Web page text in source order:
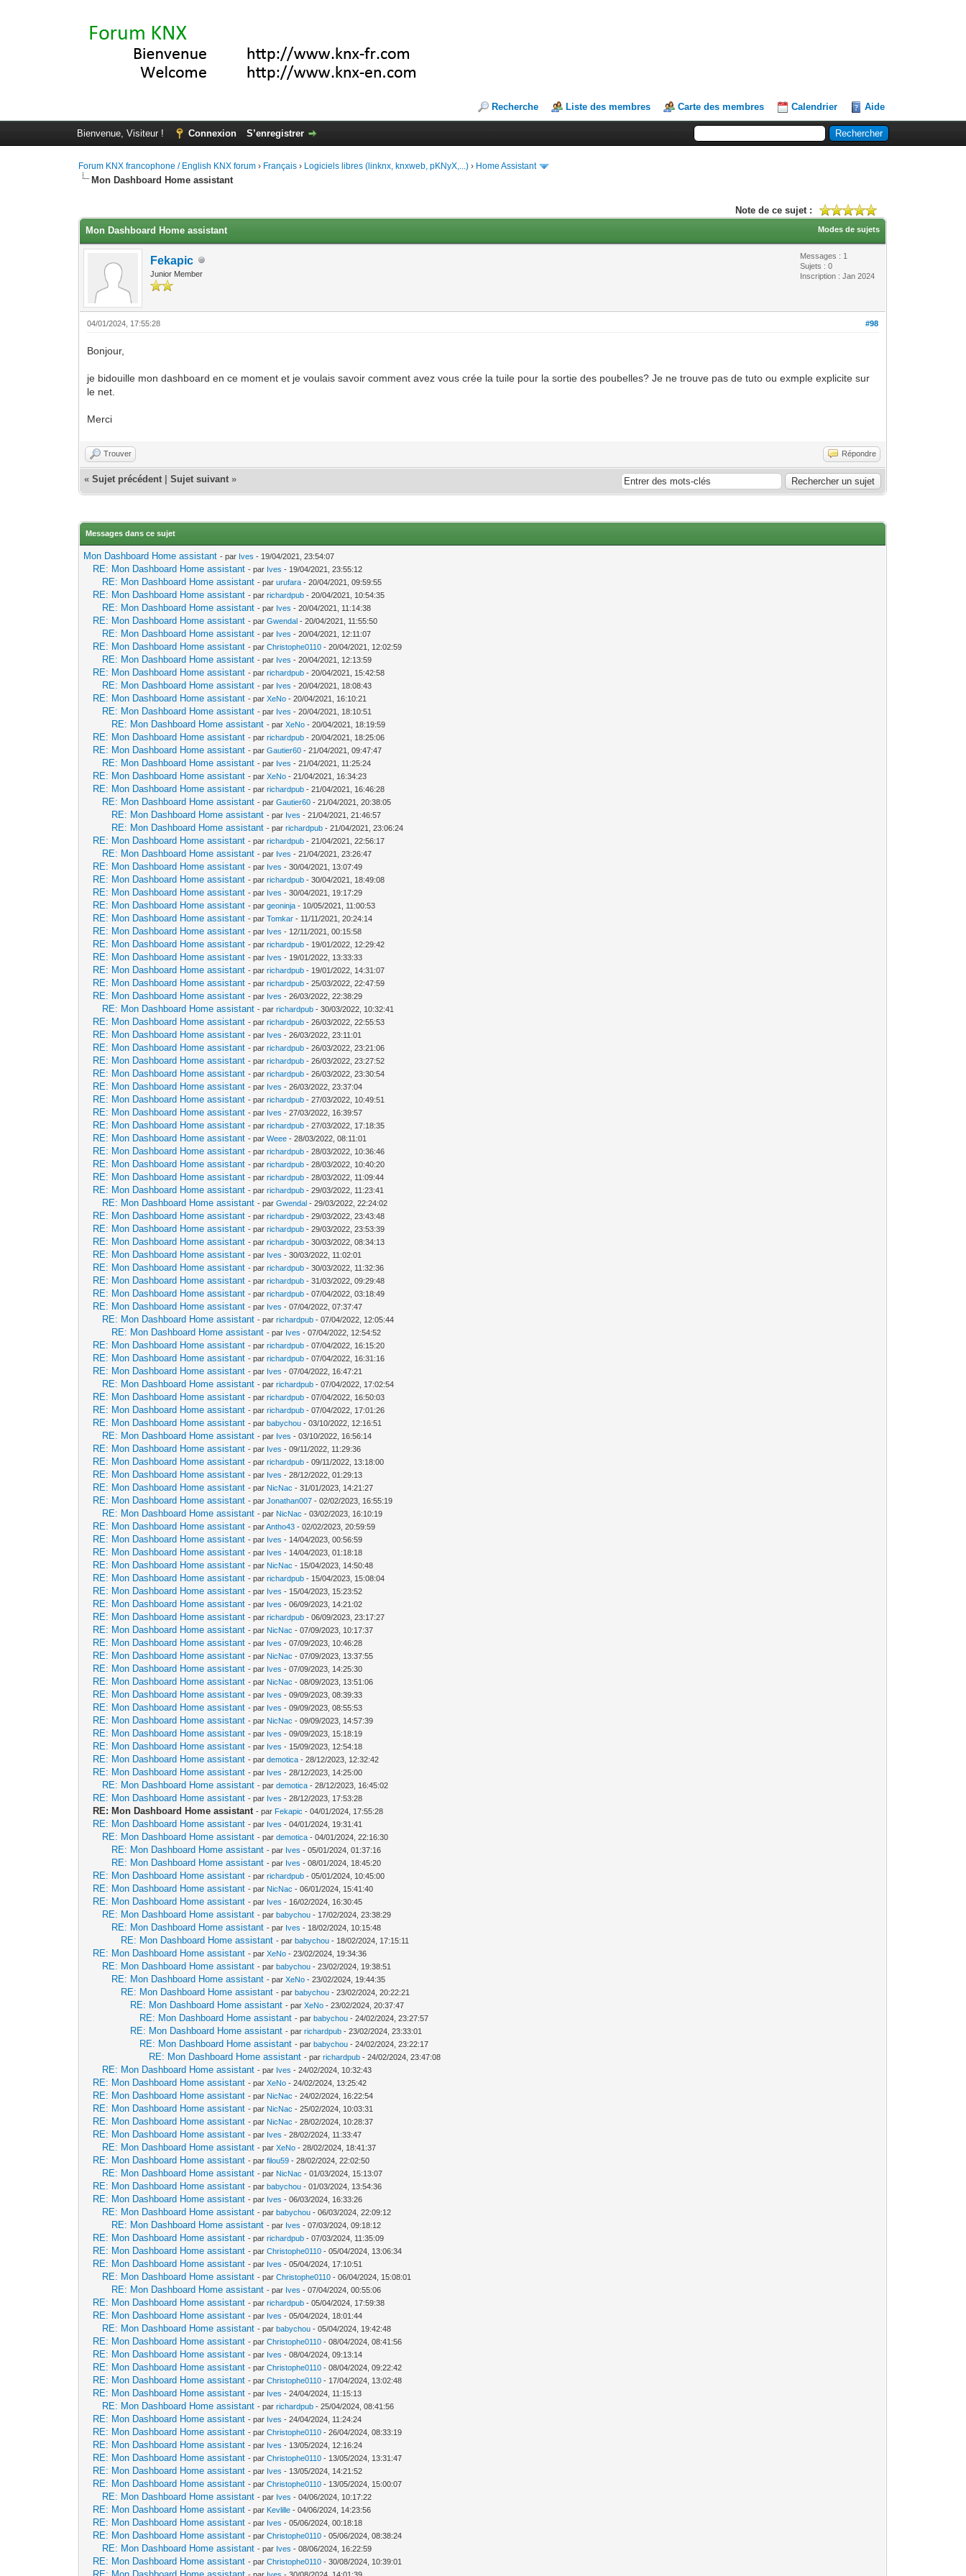
Recherche Liste des membres Carte des membres Calendrier Aide
Bienvenue, Visiteur ! Connexion S’enregistrer
Forum KNX francophone / English KNX forum › Français › Logiciels libres (linknx, knxweb, pKNyX,...) › Home Assistant
Mon Dashboard Home assistant
Note de ce sujet :
Modes de sujets
Mon Dashboard Home assistant
Fekapic
Junior Member
Messages : 1
Sujets : 0
Inscription : Jan 2024
#98
04/01/2024, 17:55:28
Bonjour,
je bidouille mon dashboard en ce moment et je voulais savoir comment avez vous crée la tuile pour la sortie des poubelles? Je ne trouve pas de tuto ou exmple explicite sur
le net.
Merci
Trouver Répondre
«Sujet précédent |Sujet suivant »
Messages dans ce sujet
Mon Dashboard Home assistant - par Ives - 19/04/2021, 23:54:07
RE: Mon Dashboard Home assistant - par Ives - 19/04/2021, 23:55:12
RE: Mon Dashboard Home assistant - parurufara - 20/04/2021, 09:59:55
RE: Mon Dashboard Home assistant - parrichardpub - 20/04/2021, 10:54:35
RE: Mon Dashboard Home assistant - par Ives - 20/04/2021, 11:14:38
RE: Mon Dashboard Home assistant - parGwendal - 20/04/2021, 11:55:50
RE: Mon Dashboard Home assistant - par Ives - 20/04/2021, 12:11:07
RE: Mon Dashboard Home assistant - parChristophe0110 - 20/04/2021, 12:02:59
RE: Mon Dashboard Home assistant - par Ives - 20/04/2021, 12:13:59
RE: Mon Dashboard Home assistant - parrichardpub - 20/04/2021, 15:42:58
RE: Mon Dashboard Home assistant - par Ives - 20/04/2021, 18:08:43
RE: Mon Dashboard Home assistant - parXeNo - 20/04/2021, 16:10:21
RE: Mon Dashboard Home assistant - par Ives - 20/04/2021, 18:10:51
RE: Mon Dashboard Home assistant - parXeNo - 20/04/2021, 18:19:59
RE: Mon Dashboard Home assistant - parrichardpub - 20/04/2021, 18:25:06
RE: Mon Dashboard Home assistant - parGautier60 - 21/04/2021, 09:47:47
RE: Mon Dashboard Home assistant - par Ives - 21/04/2021, 11:25:24
RE: Mon Dashboard Home assistant - parXeNo - 21/04/2021, 16:34:23
RE: Mon Dashboard Home assistant - parrichardpub - 21/04/2021, 16:46:28
RE: Mon Dashboard Home assistant - parGautier60 - 21/04/2021, 20:38:05
RE: Mon Dashboard Home assistant - par Ives - 21/04/2021, 21:46:57
RE: Mon Dashboard Home assistant - parrichardpub - 21/04/2021, 23:06:24
RE: Mon Dashboard Home assistant - parrichardpub - 21/04/2021, 22:56:17
RE: Mon Dashboard Home assistant - par Ives - 21/04/2021, 23:26:47
RE: Mon Dashboard Home assistant - par Ives - 30/04/2021, 13:07:49
RE: Mon Dashboard Home assistant - parrichardpub - 30/04/2021, 18:49:08
RE: Mon Dashboard Home assistant - par Ives - 30/04/2021, 19:17:29
RE: Mon Dashboard Home assistant - pargeoninja - 10/05/2021, 11:00:53
RE: Mon Dashboard Home assistant - parTomkar - 11/11/2021, 20:24:14
RE: Mon Dashboard Home assistant - par Ives - 12/11/2021, 00:15:58
RE: Mon Dashboard Home assistant - parrichardpub - 19/01/2022, 12:29:42
RE: Mon Dashboard Home assistant - par Ives - 19/01/2022, 13:33:33
RE: Mon Dashboard Home assistant - parrichardpub - 19/01/2022, 14:31:07
RE: Mon Dashboard Home assistant - parrichardpub - 25/03/2022, 22:47:59
RE: Mon Dashboard Home assistant - par Ives - 26/03/2022, 22:38:29
RE: Mon Dashboard Home assistant - parrichardpub - 30/03/2022, 10:32:41
RE: Mon Dashboard Home assistant - parrichardpub - 26/03/2022, 22:55:53
RE: Mon Dashboard Home assistant - par Ives - 26/03/2022, 23:11:01
RE: Mon Dashboard Home assistant - parrichardpub - 26/03/2022, 23:21:06
RE: Mon Dashboard Home assistant - parrichardpub - 26/03/2022, 23:27:52
RE: Mon Dashboard Home assistant - parrichardpub - 26/03/2022, 23:30:54
RE: Mon Dashboard Home assistant - par Ives - 26/03/2022, 23:37:04
RE: Mon Dashboard Home assistant - parrichardpub - 27/03/2022, 10:49:51
RE: Mon Dashboard Home assistant - par Ives - 27/03/2022, 16:39:57
RE: Mon Dashboard Home assistant - parrichardpub - 27/03/2022, 17:18:35
RE: Mon Dashboard Home assistant - parWeee - 28/03/2022, 08:11:01
RE: Mon Dashboard Home assistant - parrichardpub - 28/03/2022, 10:36:46
RE: Mon Dashboard Home assistant - parrichardpub - 28/03/2022, 10:40:20
RE: Mon Dashboard Home assistant - parrichardpub - 28/03/2022, 11:09:44
RE: Mon Dashboard Home assistant - parrichardpub - 29/03/2022, 11:23:41
RE: Mon Dashboard Home assistant - parGwendal - 29/03/2022, 22:24:02
RE: Mon Dashboard Home assistant - parrichardpub - 29/03/2022, 23:43:48
RE: Mon Dashboard Home assistant - parrichardpub - 29/03/2022, 23:53:39
RE: Mon Dashboard Home assistant - parrichardpub - 30/03/2022, 08:34:13
RE: Mon Dashboard Home assistant - par Ives - 30/03/2022, 11:02:01
RE: Mon Dashboard Home assistant - parrichardpub - 30/03/2022, 11:32:36
RE: Mon Dashboard Home assistant - parrichardpub - 31/03/2022, 09:29:48
RE: Mon Dashboard Home assistant - parrichardpub - 07/04/2022, 03:18:49
RE: Mon Dashboard Home assistant - par Ives - 07/04/2022, 07:37:47
RE: Mon Dashboard Home assistant - parrichardpub - 07/04/2022, 12:05:44
RE: Mon Dashboard Home assistant - par Ives - 07/04/2022, 12:54:52
RE: Mon Dashboard Home assistant - parrichardpub - 07/04/2022, 16:15:20
RE: Mon Dashboard Home assistant - parrichardpub - 07/04/2022, 16:31:16
RE: Mon Dashboard Home assistant - par Ives - 07/04/2022, 16:47:21
RE: Mon Dashboard Home assistant - parrichardpub - 07/04/2022, 17:02:54
RE: Mon Dashboard Home assistant - parrichardpub - 07/04/2022, 16:50:03
RE: Mon Dashboard Home assistant - parrichardpub - 07/04/2022, 17:01:26
RE: Mon Dashboard Home assistant - parbabychou - 03/10/2022, 12:16:51
RE: Mon Dashboard Home assistant - par Ives - 03/10/2022, 16:56:14
RE: Mon Dashboard Home assistant - par Ives - 09/11/2022, 11:29:36
RE: Mon Dashboard Home assistant - parrichardpub - 09/11/2022, 13:18:00
RE: Mon Dashboard Home assistant - par Ives - 28/12/2022, 01:29:13
RE: Mon Dashboard Home assistant - par NicNac - 31/01/2023, 14:21:27
RE: Mon Dashboard Home assistant - parJonathan007 - 02/02/2023, 16:55:19
RE: Mon Dashboard Home assistant - par NicNac - 03/02/2023, 16:10:19
RE: Mon Dashboard Home assistant - parAntho43 - 02/02/2023, 20:59:59
RE: Mon Dashboard Home assistant - par Ives - 14/04/2023, 00:56:59
RE: Mon Dashboard Home assistant - par Ives - 14/04/2023, 01:18:18
RE: Mon Dashboard Home assistant - par NicNac - 15/04/2023, 14:50:48
RE: Mon Dashboard Home assistant - parrichardpub - 15/04/2023, 15:08:04
RE: Mon Dashboard Home assistant - par Ives - 15/04/2023, 15:23:52
RE: Mon Dashboard Home assistant - par Ives - 06/09/2023, 14:21:02
RE: Mon Dashboard Home assistant - parrichardpub - 06/09/2023, 23:17:27
RE: Mon Dashboard Home assistant - par NicNac - 07/09/2023, 10:17:37
RE: Mon Dashboard Home assistant - par Ives - 07/09/2023, 10:46:28
RE: Mon Dashboard Home assistant - par NicNac - 07/09/2023, 13:37:55
RE: Mon Dashboard Home assistant - par Ives - 07/09/2023, 14:25:30
RE: Mon Dashboard Home assistant - par NicNac - 08/09/2023, 13:51:06
RE: Mon Dashboard Home assistant - par Ives - 09/09/2023, 08:39:33
RE: Mon Dashboard Home assistant - par Ives - 09/09/2023, 08:55:53
RE: Mon Dashboard Home assistant - par NicNac - 09/09/2023, 14:57:39
RE: Mon Dashboard Home assistant - par Ives - 09/09/2023, 15:18:19
RE: Mon Dashboard Home assistant - par Ives - 15/09/2023, 12:54:18
RE: Mon Dashboard Home assistant - pardemotica - 28/12/2023, 12:32:42
RE: Mon Dashboard Home assistant - par Ives - 28/12/2023, 14:25:00
RE: Mon Dashboard Home assistant - pardemotica - 28/12/2023, 16:45:02
RE: Mon Dashboard Home assistant - par Ives - 28/12/2023, 17:53:28
RE: Mon Dashboard Home assistant - par Fekapic - 04/01/2024, 17:55:28
RE: Mon Dashboard Home assistant - par Ives - 04/01/2024, 19:31:41
RE: Mon Dashboard Home assistant - pardemotica - 04/01/2024, 22:16:30
RE: Mon Dashboard Home assistant - par Ives - 05/01/2024, 01:37:16
RE: Mon Dashboard Home assistant - par Ives - 08/01/2024, 18:45:20
RE: Mon Dashboard Home assistant - parrichardpub - 05/01/2024, 10:45:00
RE: Mon Dashboard Home assistant - par NicNac - 06/01/2024, 15:41:40
RE: Mon Dashboard Home assistant - par Ives - 16/02/2024, 16:30:45
RE: Mon Dashboard Home assistant - parbabychou - 17/02/2024, 23:38:29
RE: Mon Dashboard Home assistant - par Ives - 18/02/2024, 10:15:48
RE: Mon Dashboard Home assistant - parbabychou - 18/02/2024, 17:15:11
RE: Mon Dashboard Home assistant - parXeNo - 23/02/2024, 19:34:36
RE: Mon Dashboard Home assistant - parbabychou - 23/02/2024, 19:38:51
RE: Mon Dashboard Home assistant - parXeNo - 23/02/2024, 19:44:35
RE: Mon Dashboard Home assistant - parbabychou - 23/02/2024, 20:22:21
RE: Mon Dashboard Home assistant - parXeNo - 23/02/2024, 20:37:47
RE: Mon Dashboard Home assistant - parbabychou - 24/02/2024, 23:27:57
RE: Mon Dashboard Home assistant - parrichardpub - 23/02/2024, 23:33:01
RE: Mon Dashboard Home assistant - parbabychou - 24/02/2024, 23:22:17
RE: Mon Dashboard Home assistant - parrichardpub - 24/02/2024, 23:47:08
RE: Mon Dashboard Home assistant - par Ives - 24/02/2024, 10:32:43
RE: Mon Dashboard Home assistant - parXeNo - 24/02/2024, 13:25:42
RE: Mon Dashboard Home assistant - par NicNac - 24/02/2024, 16:22:54
RE: Mon Dashboard Home assistant - par NicNac - 25/02/2024, 10:03:31
RE: Mon Dashboard Home assistant - par NicNac - 28/02/2024, 10:28:37
RE: Mon Dashboard Home assistant - par Ives - 28/02/2024, 11:33:47
RE: Mon Dashboard Home assistant - parXeNo - 28/02/2024, 18:41:37
RE: Mon Dashboard Home assistant - parfilou59 - 28/02/2024, 22:02:50
RE: Mon Dashboard Home assistant - par NicNac - 01/03/2024, 15:13:07
RE: Mon Dashboard Home assistant - parbabychou - 01/03/2024, 13:54:36
RE: Mon Dashboard Home assistant - par Ives - 06/03/2024, 16:33:26
RE: Mon Dashboard Home assistant - parbabychou - 06/03/2024, 22:09:12
RE: Mon Dashboard Home assistant - par Ives - 07/03/2024, 09:18:12
RE: Mon Dashboard Home assistant - parrichardpub - 07/03/2024, 11:35:09
RE: Mon Dashboard Home assistant - parChristophe0110 - 05/04/2024, 13:06:34
RE: Mon Dashboard Home assistant - par Ives - 05/04/2024, 17:10:51
RE: Mon Dashboard Home assistant - parChristophe0110 - 06/04/2024, 15:08:01
RE: Mon Dashboard Home assistant - par Ives - 07/04/2024, 00:55:06
RE: Mon Dashboard Home assistant - parrichardpub - 05/04/2024, 17:59:38
RE: Mon Dashboard Home assistant - par Ives - 05/04/2024, 18:01:44
RE: Mon Dashboard Home assistant - parbabychou - 05/04/2024, 19:42:48
RE: Mon Dashboard Home assistant - parChristophe0110 - 08/04/2024, 08:41:56
RE: Mon Dashboard Home assistant - par Ives - 08/04/2024, 09:13:14
RE: Mon Dashboard Home assistant - parChristophe0110 - 08/04/2024, 09:22:42
RE: Mon Dashboard Home assistant - parChristophe0110 - 17/04/2024, 13:02:48
RE: Mon Dashboard Home assistant - par Ives - 24/04/2024, 11:15:13
RE: Mon Dashboard Home assistant - parrichardpub - 25/04/2024, 08:41:56
RE: Mon Dashboard Home assistant - par Ives - 24/04/2024, 11:24:24
RE: Mon Dashboard Home assistant - parChristophe0110 - 26/04/2024, 08:33:19
RE: Mon Dashboard Home assistant - par Ives - 13/05/2024, 12:16:24
RE: Mon Dashboard Home assistant - parChristophe0110 - 13/05/2024, 13:31:47
RE: Mon Dashboard Home assistant - par Ives - 13/05/2024, 14:21:52
RE: Mon Dashboard Home assistant - parChristophe0110 - 13/05/2024, 15:00:07
RE: Mon Dashboard Home assistant - par Ives - 04/06/2024, 10:17:22
RE: Mon Dashboard Home assistant - par Kevlille - 04/06/2024, 14:23:56
RE: Mon Dashboard Home assistant - par Ives - 05/06/2024, 00:18:18
RE: Mon Dashboard Home assistant - parChristophe0110 - 05/06/2024, 08:38:24
RE: Mon Dashboard Home assistant - par Ives - 08/06/2024, 16:22:59
RE: Mon Dashboard Home assistant - parChristophe0110 - 30/08/2024, 10:39:01